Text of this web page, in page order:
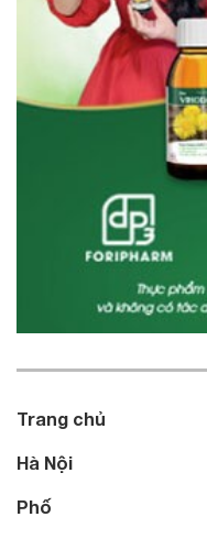
Trang chủ
Hà Nội
Phố